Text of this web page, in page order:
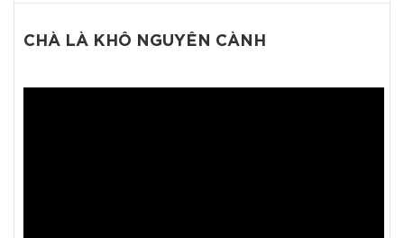
CHÀ LÀ KHÔ NGUYÊN CÀNH